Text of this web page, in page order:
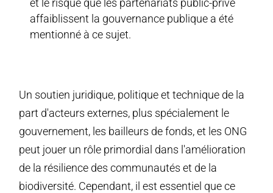
et le risque que les partenariats public-privé
affaiblissent la gouvernance publique a été
mentionné à ce sujet.
Un soutien juridique, politique et technique de la
part d'acteurs externes, plus spécialement le
gouvernement, les bailleurs de fonds, et les ONG
peut jouer un rôle primordial dans l'amélioration
de la résilience des communautés et de la
biodiversité. Cependant, il est essentiel que ce